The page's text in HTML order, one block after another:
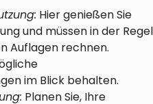
Hier genießen Sie
und müssen in der Regel
Auflagen rechnen.
im Blick behalten.
Planen Sie, Ihre